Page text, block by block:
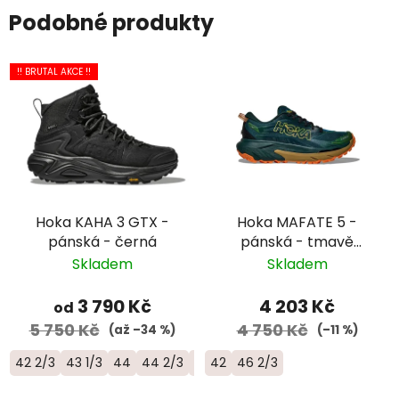
Podobné produkty
!! BRUTAL AKCE !!
Hoka KAHA 3 GTX -
pánská - černá
Skladem
od 3 790 Kč
5 750 Kč (až –34 %)
42 2/3 43 1/3 44 44 2/3 45 1/3 46
Hoka MAFATE 5 -
pánská - tmavě
zelená
Skladem
4 203 Kč
4 750 Kč (–11 %)
42 46 2/3